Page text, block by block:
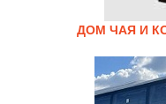
ДОМ ЧАЯ И